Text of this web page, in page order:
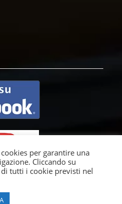
per garantire una
Cliccando su
di tutti i cookie previsti nel